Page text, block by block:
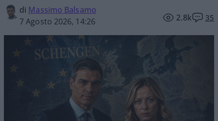
di Massimo Balsamo
7 Agosto 2026, 14:26
2.8k 35